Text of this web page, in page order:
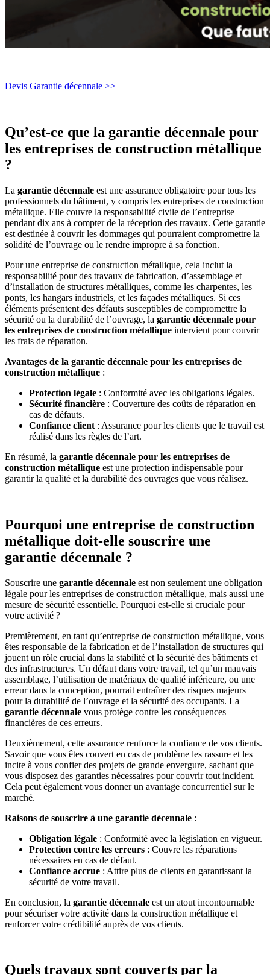
Devis Garantie décennale >>
Qu’est-ce que la garantie décennale pour
les entreprises de construction métallique
?
La garantie décennale est une assurance obligatoire pour tous les
professionnels du bâtiment, y compris les entreprises de construction
métallique. Elle couvre la responsabilité civile de l’entreprise
pendant dix ans à compter de la réception des travaux. Cette garantie
est destinée à couvrir les dommages qui pourraient compromettre la
solidité de l’ouvrage ou le rendre impropre à sa fonction.
Pour une entreprise de construction métallique, cela inclut la
responsabilité pour des travaux de fabrication, d’assemblage et
d’installation de structures métalliques, comme les charpentes, les
ponts, les hangars industriels, et les façades métalliques. Si ces
éléments présentent des défauts susceptibles de compromettre la
sécurité ou la durabilité de l’ouvrage, la garantie décennale pour
les entreprises de construction métallique intervient pour couvrir
les frais de réparation.
Avantages de la garantie décennale pour les entreprises de
construction métallique :
Protection légale : Conformité avec les obligations légales.
Sécurité financière : Couverture des coûts de réparation en
cas de défauts.
Confiance client : Assurance pour les clients que le travail est
réalisé dans les règles de l’art.
En résumé, la garantie décennale pour les entreprises de
construction métallique est une protection indispensable pour
garantir la qualité et la durabilité des ouvrages que vous réalisez.
Pourquoi une entreprise de construction
métallique doit-elle souscrire une
garantie décennale ?
Souscrire une garantie décennale est non seulement une obligation
légale pour les entreprises de construction métallique, mais aussi une
mesure de sécurité essentielle. Pourquoi est-elle si cruciale pour
votre activité ?
Premièrement, en tant qu’entreprise de construction métallique, vous
êtes responsable de la fabrication et de l’installation de structures qui
jouent un rôle crucial dans la stabilité et la sécurité des bâtiments et
des infrastructures. Un défaut dans votre travail, tel qu’un mauvais
assemblage, l’utilisation de matériaux de qualité inférieure, ou une
erreur dans la conception, pourrait entraîner des risques majeurs
pour la durabilité de l’ouvrage et la sécurité des occupants. La
garantie décennale vous protège contre les conséquences
financières de ces erreurs.
Deuxièmement, cette assurance renforce la confiance de vos clients.
Savoir que vous êtes couvert en cas de problème les rassure et les
incite à vous confier des projets de grande envergure, sachant que
vous disposez des garanties nécessaires pour couvrir tout incident.
Cela peut également vous donner un avantage concurrentiel sur le
marché.
Raisons de souscrire à une garantie décennale :
Obligation légale : Conformité avec la législation en vigueur.
Protection contre les erreurs : Couvre les réparations
nécessaires en cas de défaut.
Confiance accrue : Attire plus de clients en garantissant la
sécurité de votre travail.
En conclusion, la garantie décennale est un atout incontournable
pour sécuriser votre activité dans la construction métallique et
renforcer votre crédibilité auprès de vos clients.
Quels travaux sont couverts par la